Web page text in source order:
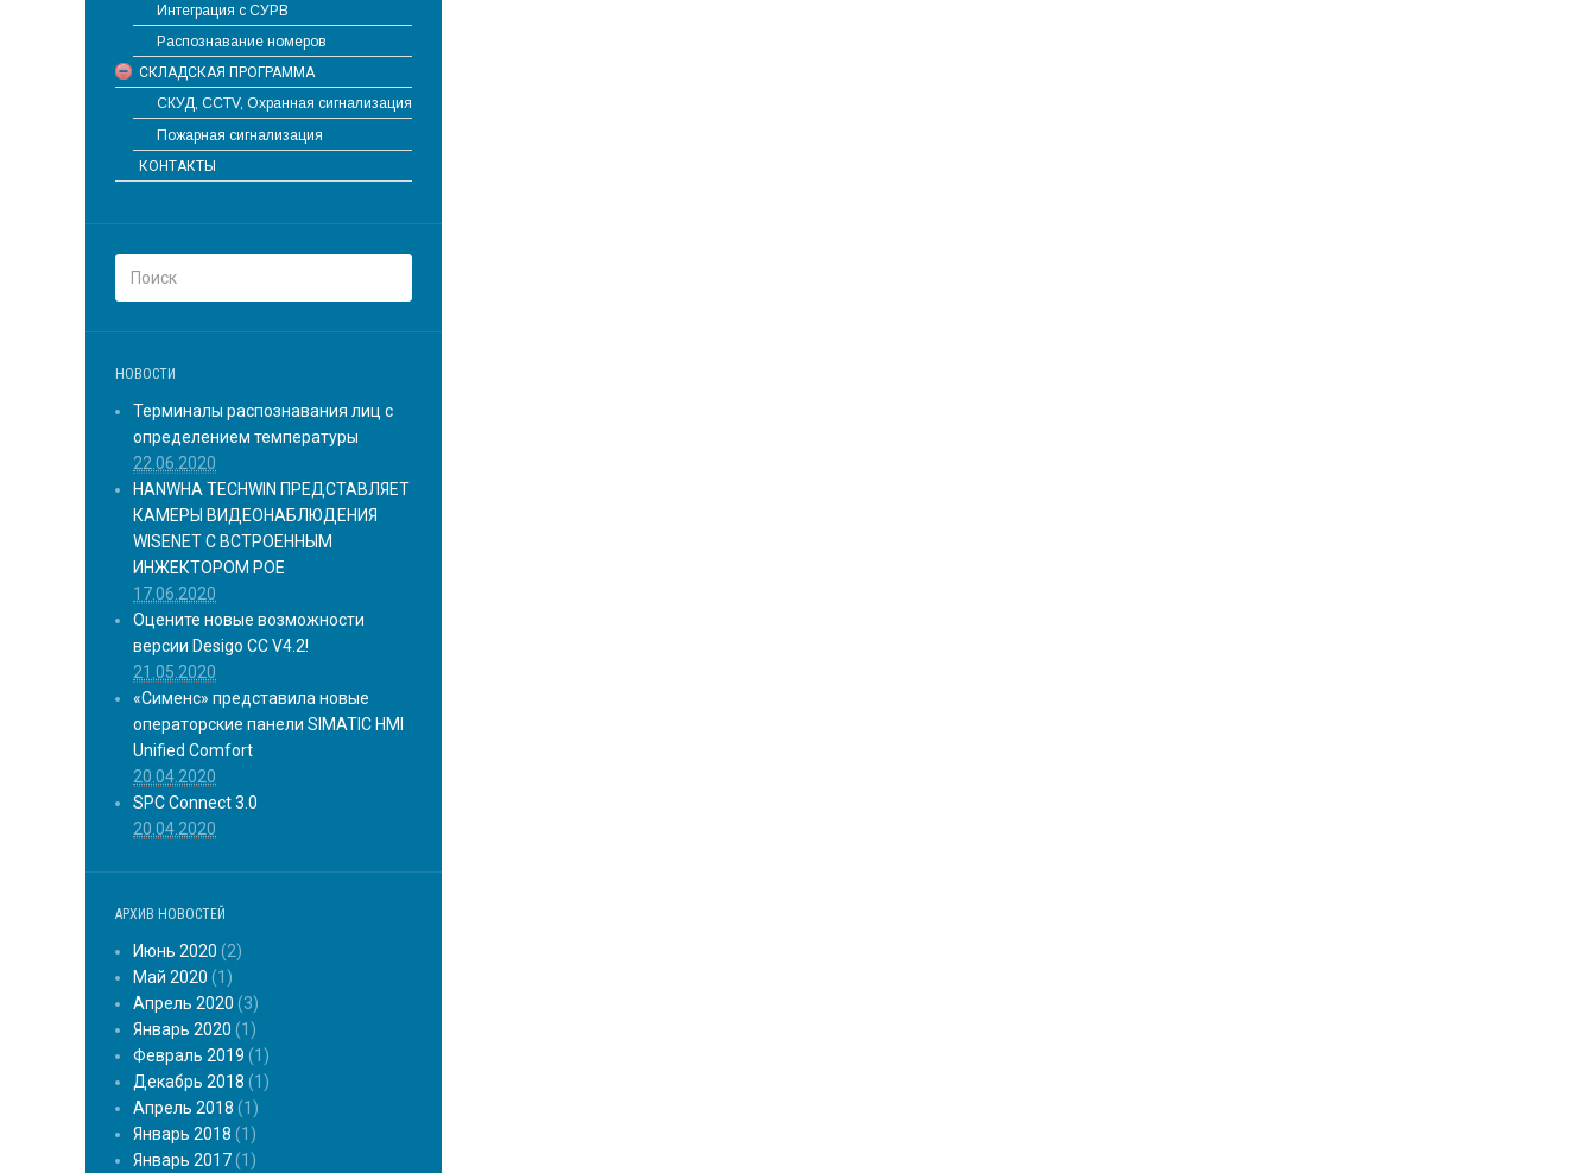
Интеграция с СУРВ
Распознавание номеров
СКЛАДСКАЯ ПРОГРАММА
СКУД, CCTV, Охранная сигнализация
Пожарная сигнализация
КОНТАКТЫ
НОВОСТИ
Терминалы распознавания лиц с
определением температуры
22.06.2020
HANWHA TECHWIN ПРЕДСТАВЛЯЕТ
КАМЕРЫ ВИДЕОНАБЛЮДЕНИЯ
WISENET С ВСТРОЕННЫМ
ИНЖЕКТОРОМ POE
17.06.2020
Оцените новые возможности
версии Desigo CC V4.2!
21.05.2020
«Сименс» представила новые
операторские панели SIMATIC HMI
Unified Comfort
20.04.2020
SPC Connect 3.0
20.04.2020
АРХИВ НОВОСТЕЙ
Июнь 2020 (2)
Май 2020 (1)
Апрель 2020 (3)
Январь 2020 (1)
Февраль 2019 (1)
Декабрь 2018 (1)
Апрель 2018 (1)
Январь 2018 (1)
Январь 2017(1)